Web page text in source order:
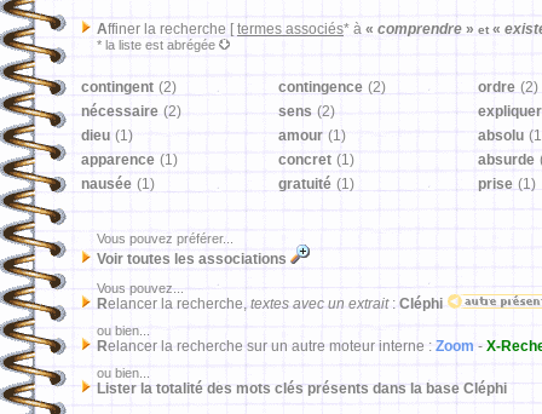
Affiner la recherche [ termes associés* à « comprendre » et «
* la liste est abrégée
contingent (2) contingence (2) ordre (2)
nécessaire (2) sens (2)
expliquer
dieu (1) amour (1) absolu
apparence (1) concret (1) absurde
nausée (1) gratuité (1) prise (1)
Vous pouvez préférer...
Voir toutes les associations
Vous pouvez...
Relancer la recherche, textes avec un extrait: Cléphi
ou bien...
Relancer la recherche sur un autre moteur interne : Zoom - X-
ou bien...
Lister la totalité des mots clés présents dans la base Cléphi